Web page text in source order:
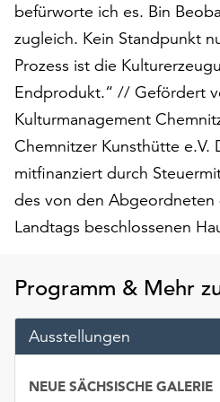
am
Ende
der
Seite
die
Schaltfläche
„Cookie-
Einstellungen“
zur
Verfügung.
Funktionale
auch
Ihr
Einverständnis
ausgeführt.
befürworte ich es. Bin
zugleich. Kein Standpunkt
Prozess ist die
Endprodukt.“ // Gefördert
Kulturmanagement
Chemnitzer Kunsthütte e.V.
mitfinanziert durch
des von den Abgeordneten
Landtags beschlossenen
Programm & Mehr
Ausstellungen
NEUE SÄCHSISCHE GALERIE